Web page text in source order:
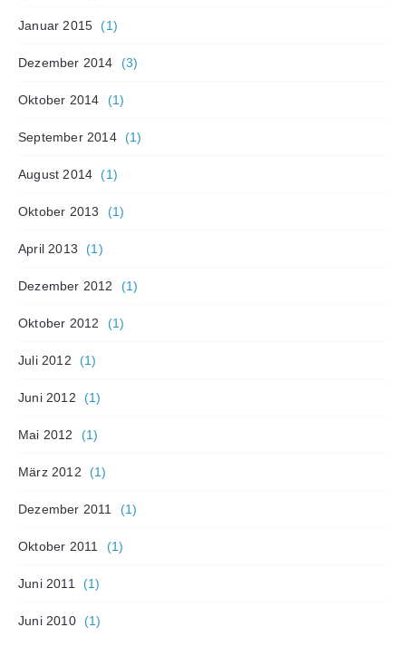
Januar 2015 (1)
Dezember 2014 (3)
Oktober 2014 (1)
September 2014 (1)
August 2014 (1)
Oktober 2013 (1)
April 2013 (1)
Dezember 2012 (1)
Oktober 2012 (1)
Juli 2012 (1)
Juni 2012 (1)
Mai 2012 (1)
März 2012 (1)
Dezember 2011 (1)
Oktober 2011 (1)
Juni 2011 (1)
Juni 2010 (1)